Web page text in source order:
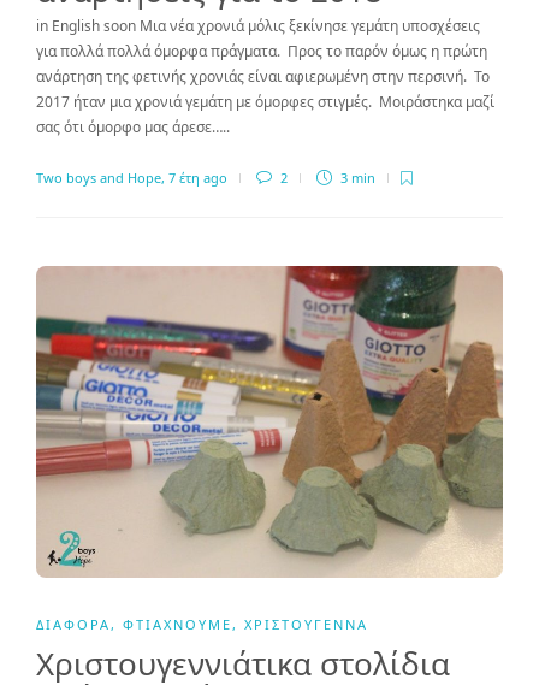
in English soon Μια νέα χρονιά μόλις ξεκίνησε γεμάτη υποσχέσεις
για πολλά πολλά όμορφα πράγματα. Προς το παρόν όμως η πρώτη
ανάρτηση της φετινής χρονιάς είναι αφιερωμένη στην περσινή. Το
2017 ήταν μια χρονιά γεμάτη με όμορφες στιγμές. Μοιράστηκα μαζί
σας ότι όμορφο μας άρεσε…..
Two boys and Hope, 7 έτη ago 2 3 min
ΔΙΆΦΟΡΑ, ΦΤΙΆΧΝΟΥΜΕ, ΧΡΙΣΤΟΎΓΕΝΝΑ
Χριστουγεννιάτικα στολίδια